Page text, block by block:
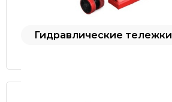
Гидравлические тележки